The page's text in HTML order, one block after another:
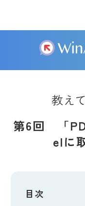
教え
第6回 「
elに
目次